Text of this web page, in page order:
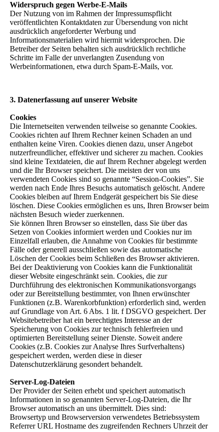
Widerspruch gegen Werbe-E-Mails
Der Nutzung von im Rahmen der Impressumspflicht
veröffentlichten Kontaktdaten zur Übersendung von nicht
ausdrücklich angeforderter Werbung und
Informationsmaterialien wird hiermit widersprochen. Die
Betreiber der Seiten behalten sich ausdrücklich rechtliche
Schritte im Falle der unverlangten Zusendung von
Werbeinformationen, etwa durch Spam-E-Mails, vor.
3. Datenerfassung auf unserer Website
Cookies
Die Internetseiten verwenden teilweise so genannte Cookies.
Cookies richten auf Ihrem Rechner keinen Schaden an und
enthalten keine Viren. Cookies dienen dazu, unser Angebot
nutzerfreundlicher, effektiver und sicherer zu machen. Cookies
sind kleine Textdateien, die auf Ihrem Rechner abgelegt werden
und die Ihr Browser speichert. Die meisten der von uns
verwendeten Cookies sind so genannte “Session-Cookies”. Sie
werden nach Ende Ihres Besuchs automatisch gelöscht. Andere
Cookies bleiben auf Ihrem Endgerät gespeichert bis Sie diese
löschen. Diese Cookies ermöglichen es uns, Ihren Browser beim
nächsten Besuch wieder zuerkennen.
Sie können Ihren Browser so einstellen, dass Sie über das
Setzen von Cookies informiert werden und Cookies nur im
Einzelfall erlauben, die Annahme von Cookies für bestimmte
Fälle oder generell ausschließen sowie das automatische
Löschen der Cookies beim Schließen des Browser aktivieren.
Bei der Deaktivierung von Cookies kann die Funktionalität
dieser Website eingeschränkt sein. Cookies, die zur
Durchführung des elektronischen Kommunikationsvorgangs
oder zur Bereitstellung bestimmter, von Ihnen erwünschter
Funktionen (z.B. Warenkorbfunktion) erforderlich sind, werden
auf Grundlage von Art. 6 Abs. 1 lit. f DSGVO gespeichert. Der
Websitebetreiber hat ein berechtigtes Interesse an der
Speicherung von Cookies zur technisch fehlerfreien und
optimierten Bereitstellung seiner Dienste. Soweit andere
Cookies (z.B. Cookies zur Analyse Ihres Surfverhaltens)
gespeichert werden, werden diese in dieser
Datenschutzerklärung gesondert behandelt.
Server-Log-Dateien
Der Provider der Seiten erhebt und speichert automatisch
Informationen in so genannten Server-Log-Dateien, die Ihr
Browser automatisch an uns übermittelt. Dies sind:
Browsertyp und Browserversion verwendetes Betriebssystem
Referrer URL Hostname des zugreifenden Rechners Uhrzeit der